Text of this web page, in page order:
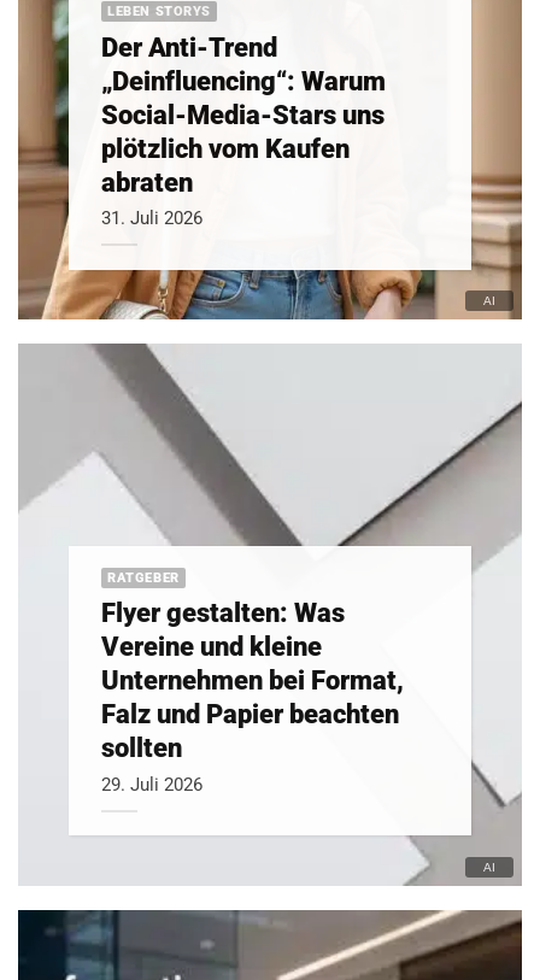
LEBEN STORYS
Der Anti-Trend
„Deinfluencing“: Warum
Social-Media-Stars uns
plötzlich vom Kaufen
abraten
31. Juli 2026
RATGEBER
Flyer gestalten: Was
Vereine und kleine
Unternehmen bei Format,
Falz und Papier beachten
sollten
29. Juli 2026